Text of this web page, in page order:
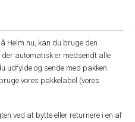
Helm.nu, kan du bruge den
automatisk er medsendt alle
udfylde og sende med pakken
vores pakkelabel (vores
ved at bytte eller returnere i en af